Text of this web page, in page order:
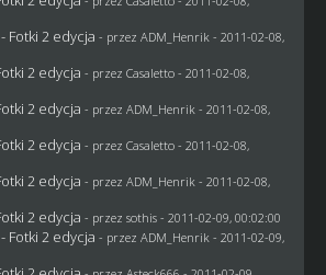
Fotki 2 edycja - przez ADM_Henrik - 2011-02-08,
2 edycja - przez Casaletto- 2011-02-08,
2 edycja - przez ADM_Henrik - 2011-02-08,
2 edycja - przez Casaletto- 2011-02-08,
2 edycja - przez ADM_Henrik - 2011-02-08,
2 edycja - przez sothis- 2011-02-09, 00:02:00
Fotki 2 edycja - przez ADM_Henrik - 2011-02-09,